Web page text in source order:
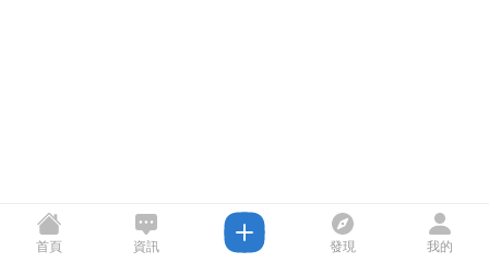
首頁 資訊 發現 我的